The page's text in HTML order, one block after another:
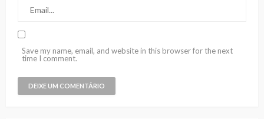
Save my name, email, and website in this browser for the next
time I comment.